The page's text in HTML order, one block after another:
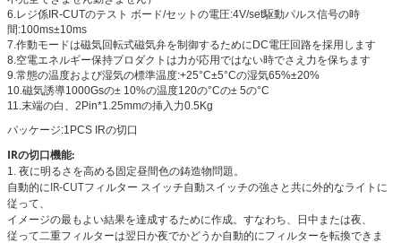
6.レジ係IR-CUTのテスト ボード/セットの電圧:4V/set駆動パルス信号の時
間:100ms±10ms
7.作動モードは磁気回転式磁気弁を制御するためにDC電圧回路を採用します
8.空電エネルギー保持プロダクトは力が応用ではない時でさえ力を保ちます
9.常態の温度および湿気の標準温度:+25°C±5°Cの湿気65%±20%
10.磁気誘導1000Gsの± 10%の温度120の°Cの± 5の°C
11.末端の白、2Pin*1.25mmの挿入力0.5Kg
パッケージ:1PCS IRの切口
IRの切口機能:
1. 夜に明るさを高める固定昼間色の鋳造物問題。
自動的にIR-CUTフィルター スイッチ自動スイッチの強さと共に外的なライトに
従って、
イメージの最もよい結果を達成するために作成。すなわち、日中または夜、
従って二重フィルターは翌日か夜でかどうか自動的にフィルターを転換できま